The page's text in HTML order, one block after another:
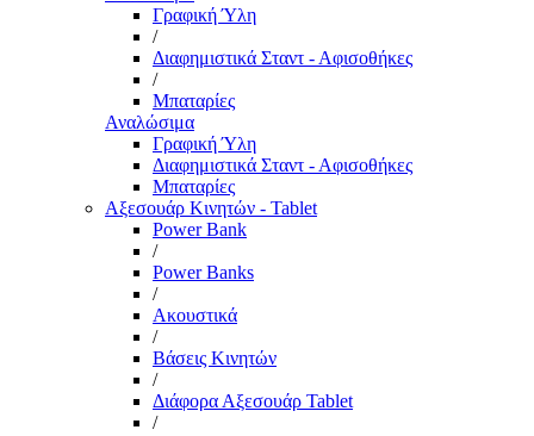
Γραφική Ύλη
/
Διαφημιστικά Σταντ - Αφισοθήκες
/
Μπαταρίες
Αναλώσιμα
Γραφική Ύλη
Διαφημιστικά Σταντ - Αφισοθήκες
Μπαταρίες
Αξεσουάρ Κινητών - Tablet
Power Bank
/
Power Banks
/
Ακουστικά
/
Βάσεις Κινητών
/
Διάφορα Αξεσουάρ Tablet
/